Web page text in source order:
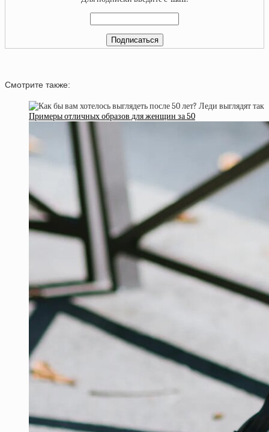
Смотрите также:
Примеры отличных образов для женщин за 50